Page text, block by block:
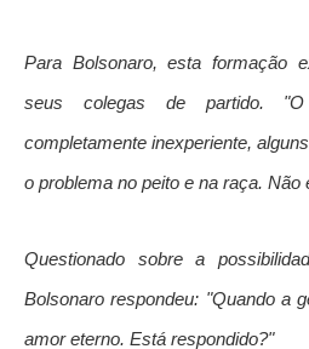
Para Bolsonaro, esta formação
seus colegas de partido.
completamente inexperiente,
o problema no peito e na raça. Não
Questionado sobre a
Bolsonaro respondeu: "Quando a
amor eterno. Está respondido?"